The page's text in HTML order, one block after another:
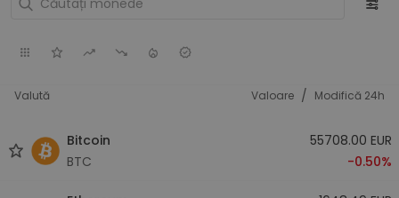
Valută Valoare / Modifică 24h
Bitcoin
BTC
55708.00 EUR
-0.50%